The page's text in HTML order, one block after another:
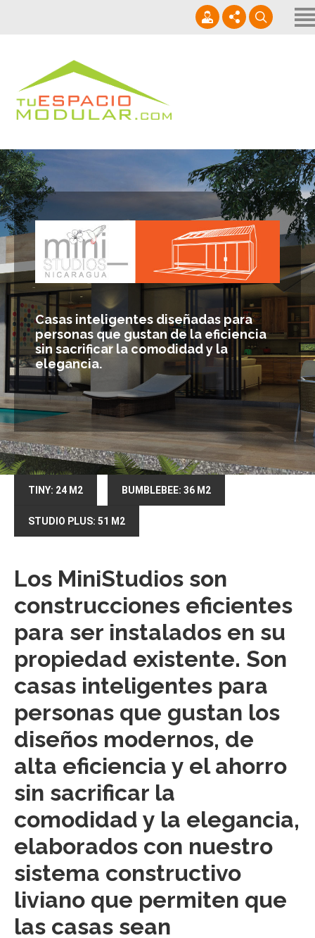
Alquiler
Contáctenos
+505 8796-5802
Casas inteligentes diseñadas para
personas que gustan de la eficiencia
sin sacrificar la comodidad y la
elegancia.
TINY: 24 M2 BUMBLEBEE: 36 M2
STUDIO PLUS: 51 M2
Los MiniStudios son
construcciones eficientes
para ser instalados en su
propiedad existente. Son
casas inteligentes para
personas que gustan los
diseños modernos, de
alta eficiencia y el ahorro
sin sacrificar la
comodidad y la elegancia,
elaborados con nuestro
sistema constructivo
liviano que permiten que
las casas sean